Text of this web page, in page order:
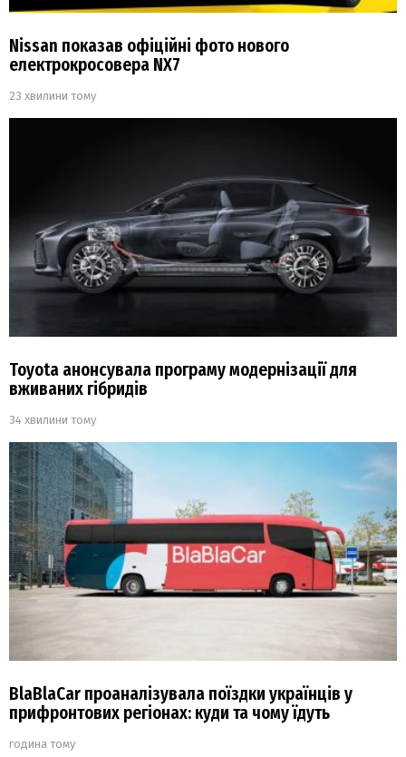
Nissan показав офіційні фото нового
електрокросовера NX7
23 хвилини тому
Toyota анонсувала програму модернізації для
вживаних гібридів
34 хвилини тому
BlaBlaCar проаналізувала поїздки українців у
прифронтових регіонах: куди та чому їдуть
година тому